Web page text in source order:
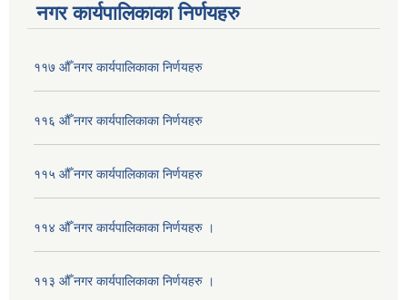
नगर कार्यपालिकाका निर्णयहरु
११७ औँ नगर कार्यपालिकाका निर्णयहरु
११६ औँ नगर कार्यपालिकाका निर्णयहरु
११५ औँ नगर कार्यपालिकाका निर्णयहरु
११४ औँ नगर कार्यपालिकाका निर्णयहरु ।
११३ औँ नगर कार्यपालिकाका निर्णयहरु ।